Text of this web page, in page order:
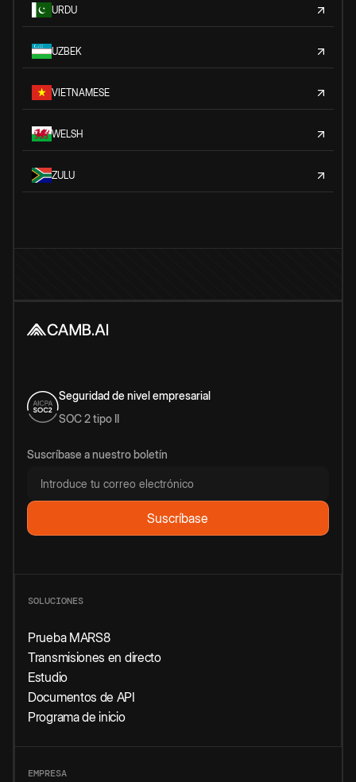
URDU
UZBEK
VIETNAMESE
WELSH
ZULU
Seguridad de nivel empresarial
SOC 2 tipo II
Suscríbase a nuestro boletín
SOLUCIONES
Prueba MARS8
Transmisiones en directo
Estudio
Documentos de API
Programa de inicio
EMPRESA